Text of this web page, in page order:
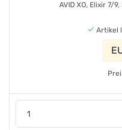
AVID XO, Elixir 7/
Artikel